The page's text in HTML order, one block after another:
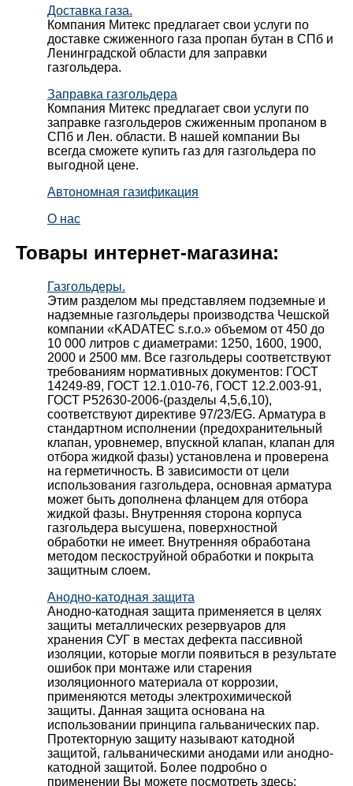
Доставка газа.
Компания Митекс предлагает свои услуги по
доставке сжиженного газа пропан бутан в СПб и
Ленинградской области для заправки
газгольдера.
Заправка газгольдера
Компания Митекс предлагает свои услуги по
заправке газгольдеров сжиженным пропаном в
СПб и Лен. области. В нашей компании Вы
всегда сможете купить газ для газгольдера по
выгодной цене.
Автономная газификация
О нас
Товары интернет-магазина:
Газгольдеры.
Этим разделом мы представляем подземные и
надземные газгольдеры производства Чешской
компании «KADATEC s.r.o.» объемом от 450 до
10 000 литров с диаметрами: 1250, 1600, 1900,
2000 и 2500 мм. Все газгольдеры соответствуют
требованиям нормативных документов: ГОСТ
14249-89, ГОСТ 12.1.010-76, ГОСТ 12.2.003-91,
ГОСТ Р52630-2006-(разделы 4,5,6,10),
соответствуют директиве 97/23/EG. Арматура в
стандартном исполнении (предохранительный
клапан, уровнемер, впускной клапан, клапан для
отбора жидкой фазы) установлена и проверена
на герметичность. В зависимости от цели
использования газгольдера, основная арматура
может быть дополнена фланцем для отбора
жидкой фазы. Внутренняя сторона корпуса
газгольдера высушена, поверхностной
обработки не имеет. Внутренняя обработана
методом пескоструйной обработки и покрыта
защитным слоем.
Анодно-катодная защита
Анодно-катодная защита применяется в целях
защиты металлических резервуаров для
хранения СУГ в местах дефекта пассивной
изоляции, которые могли появиться в результате
ошибок при монтаже или старения
изоляционного материала от коррозии,
применяются методы электрохимической
защиты. Данная защита основана на
использовании принципа гальванических пар.
Протекторную защиту называют катодной
защитой, гальваническими анодами или анодно-
катодной защитой. Более подробно о
применении Вы можете посмотреть здесь: